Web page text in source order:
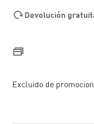
Devolución
Excluido de